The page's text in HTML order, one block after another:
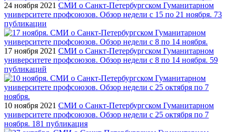
24 ноября 2021 СМИ о Санкт-Петербургском Гуманитарном
университете профсоюзов. Обзор недели с 15 по 21 ноября. 73
публикации
17 ноября 2021 СМИ о Санкт-Петербургском Гуманитарном
университете профсоюзов. Обзор недели с 8 по 14 ноября. 59
публикаций
10 ноября 2021 СМИ о Санкт-Петербургском Гуманитарном
университете профсоюзов. Обзор недели с 25 октября по 7
ноября. 181 публикация